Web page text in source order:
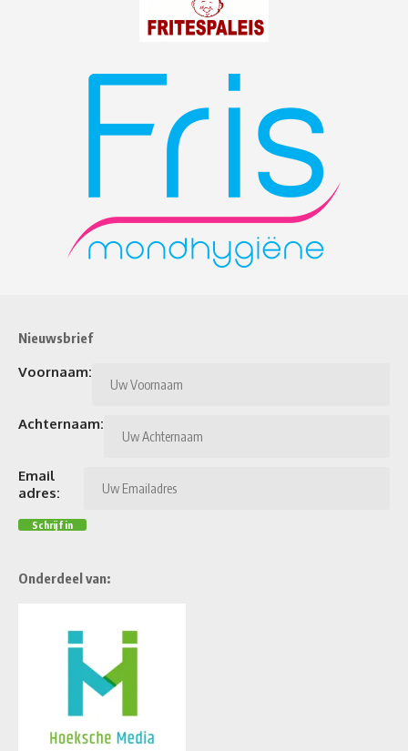
Nieuwsbrief
Voornaam:
Achternaam:
Email
adres:
Onderdeel van: